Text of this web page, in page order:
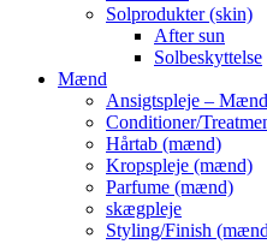
Solprodukter (skin)
After sun
Solbeskyttelse
Mænd
Ansigtspleje – Mænd
Conditioner/
Hårtab (mænd)
Kropspleje (mænd)
Parfume (mænd)
skægpleje
Styling/Finish